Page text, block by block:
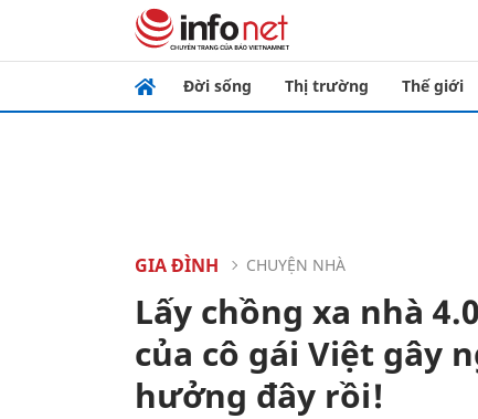
Đời sống Thị trường Thế giới
GIA ĐÌNH CHUYỆN NHÀ
Lấy chồng xa nhà
của cô gái Việt gây
hưởng đây rồi!